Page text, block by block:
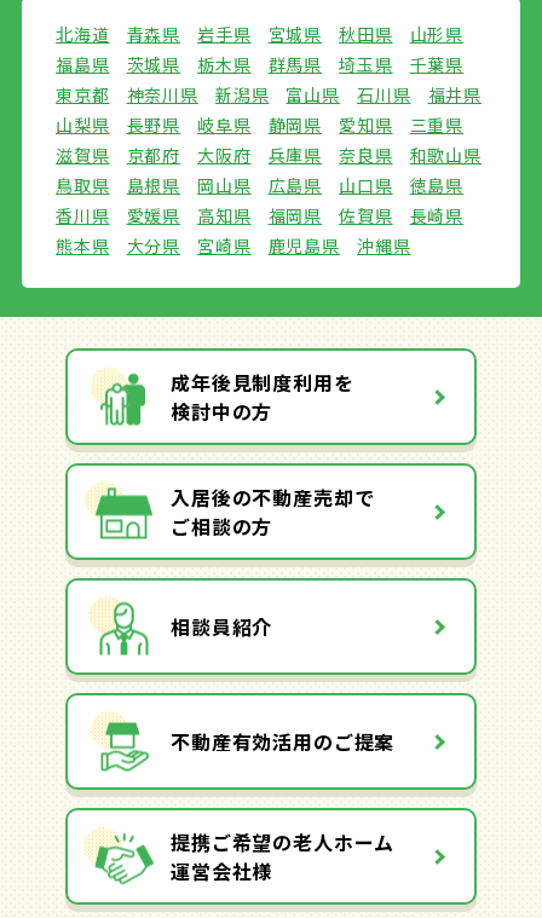
北海道 青森県 岩手県 宮城県 秋田県
山形県
福島県
茨城県 栃木県 群馬県 埼玉県
千葉県
東京都
神奈川県 新潟県 富山県 石川県
福井県
山梨県
長野県 岐阜県 静岡県 愛知県
三重県
滋賀県
京都府 大阪府 兵庫県 奈良県
和歌山県
鳥取県
島根県 岡山県 広島県 山口県
徳島県
香川県
愛媛県 高知県 福岡県 佐賀県
長崎県
熊本県
大分県 宮崎県 鹿児島県 沖縄県
成年後見制度利用を
検討中の方
入居後の不動産売却で
ご相談の方
相談員紹介
不動産有効活用のご提案
提携ご希望の老人ホーム
運営会社様